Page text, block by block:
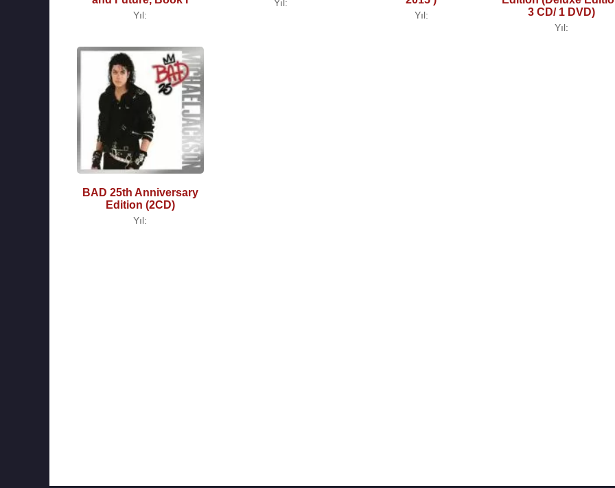
Yıl:
Yıl:
Yıl:
3 CD/ 1 DVD)
Yıl:
BAD 25th Anniversary
Edition (2CD)
Yıl: